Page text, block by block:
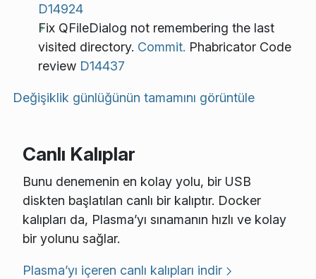
D14924
Fix QFileDialog not remembering the last
visited directory. Commit. Phabricator Code
review D14437
Değişiklik günlüğünün tamamını görüntüle
Canlı Kalıplar
Bunu denemenin en kolay yolu, bir USB
diskten başlatılan canlı bir kalıptır. Docker
kalıpları da, Plasma’yı sınamanın hızlı ve kolay
bir yolunu sağlar.
Plasma’yı içeren canlı kalıpları indir